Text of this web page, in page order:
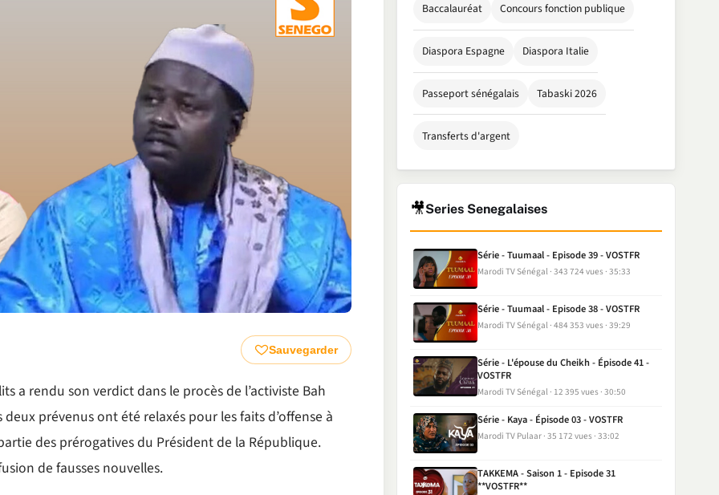
Sauvegarder
a rendu son verdict dans le procès de l’activiste Bah
prévenus ont été relaxés pour les faits d’offense à
des prérogatives du Président de la République.
de fausses nouvelles.
Baccalauréat Concours fonction publique
Diaspora Espagne Diaspora Italie
Passeport sénégalais Tabaski 2026
Transferts d'argent
🎥Series Senegalaises
Série - Tuumaal - Episode 39 - VOSTFR
Marodi TV Sénégal 343 724 vues 35:33
Série - Tuumaal - Episode 38 - VOSTFR
Marodi TV Sénégal 484 353 vues 39:29
Série - L'épouse du Cheikh - Épisode 41 -
VOSTFR
Marodi TV Sénégal 12 395 vues 30:50
Série - Kaya - Épisode 03 - VOSTFR
Marodi TV Pulaar 35 172 vues 33:02
TAKKEMA - Saison 1 - Episode 31
**VOSTFR**